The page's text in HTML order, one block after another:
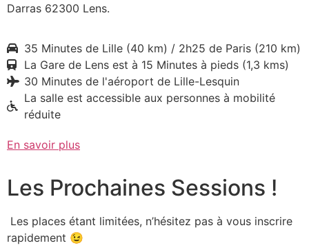
Darras 62300 Lens.
35 Minutes de Lille (40 km) / 2h25 de Paris (210 km)
La Gare de Lens est à 15 Minutes à pieds (1,3 kms)
30 Minutes de l'aéroport de Lille-Lesquin
La salle est accessible aux personnes à mobilité
réduite
En savoir plus
Les Prochaines Sessions !
Les places étant limitées, n’hésitez pas à vous inscrire
rapidement 😉